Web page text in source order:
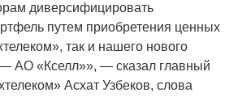
диверсифицировать
путем приобретения ценных
так и нашего нового
АО «Кселл»», — сказал главный
Асхат Узбеков, слова